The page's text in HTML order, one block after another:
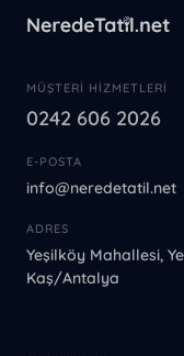
MÜŞTERI HIZMETLERI
0242 606 2026
E-POSTA
info@neredetatil.net
ADRES
Yeşilköy Mahallesi,
Kaş/Antalya